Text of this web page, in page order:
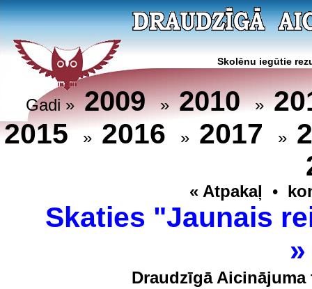
Skolēnu iegūtie
Gadi »2009 »2010 »
2015
» 2016 » 2017 »
« Atpakaļ •
Skaties "Jaunais
Draudzīgā